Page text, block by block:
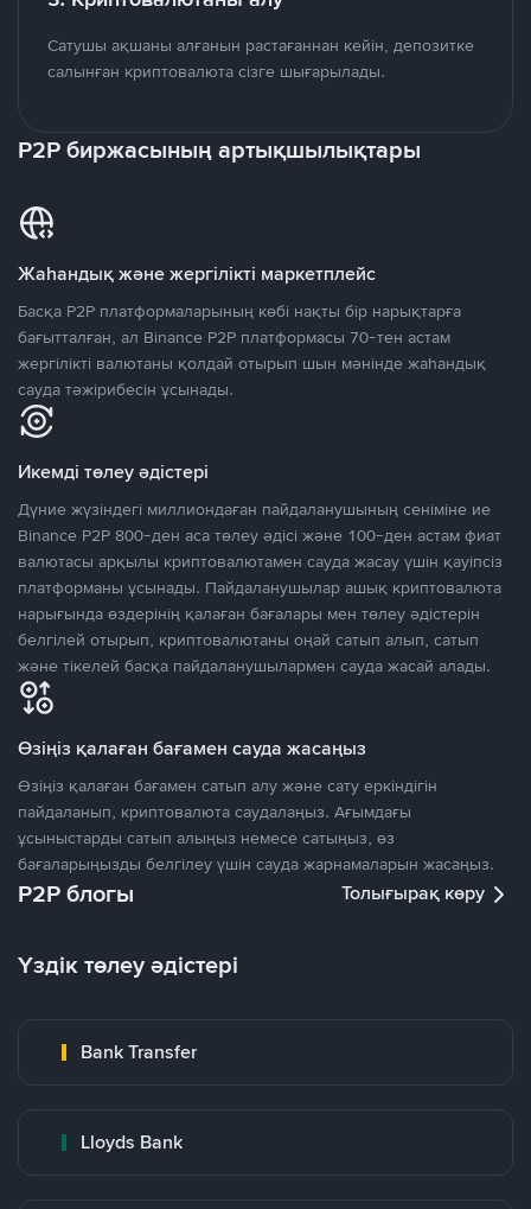
Сатушы ақшаны алғанын растағаннан кейін, депозитке
салынған криптовалюта сізге шығарылады.
P2P биржасының артықшылықтары
Жаһандық және жергілікті маркетплейс
Басқа P2P платформаларының көбі нақты бір нарықтарға
бағытталған, ал Binance P2P платформасы 70-тен астам
жергілікті валютаны қолдай отырып шын мәнінде жаһандық
сауда тәжірибесін ұсынады.
Икемді төлеу әдістері
Дүние жүзіндегі миллиондаған пайдаланушының сеніміне ие
Binance P2P 800-ден аса төлеу әдісі және 100-ден астам фиат
валютасы арқылы криптовалютамен сауда жасау үшін қауіпсіз
платформаны ұсынады. Пайдаланушылар ашық криптовалюта
нарығында өздерінің қалаған бағалары мен төлеу әдістерін
белгілей отырып, криптовалютаны оңай сатып алып, сатып
және тікелей басқа пайдаланушылармен сауда жасай алады.
Өзіңіз қалаған бағамен сауда жасаңыз
Өзіңіз қалаған бағамен сатып алу және сату еркіндігін
пайдаланып, криптовалюта саудалаңыз. Ағымдағы
ұсыныстарды сатып алыңыз немесе сатыңыз, өз
бағаларыңызды белгілеу үшін сауда жарнамаларын жасаңыз.
P2P блогы Толығырақ көру
Үздік төлеу әдістері
Bank Transfer
Lloyds Bank